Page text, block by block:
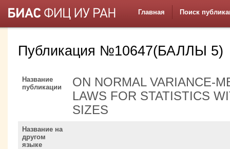
Главная Поиск
Публикация №10647(БАЛЛЫ 5)
Название
публикации
ON NORMAL VARIANCE-
LAWS FOR STATISTICS
SIZES
Название на
другом
языке